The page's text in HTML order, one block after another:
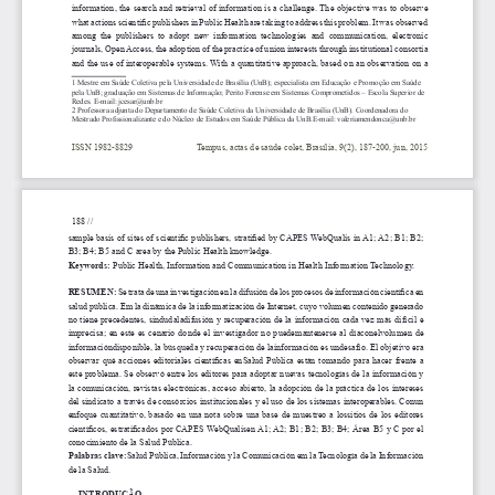
information, the search and retrieval of information is a challenge. The objective was to observe
what actions scientific publishers in Public Health are taking to address this problem. It was observed
among  the  publishers  to  adopt  new  information  technologies  and  communication,  electronic
journals, Open Access, the adoption of the practice of union interests through institutional consortia
and the use of interoperable systems. With a quantitative approach, based on an observation on a
1 Mestre em Saúde Coletiva pela Universidade de Brasília (UnB); especialista em Educação e Promoção em Saúde
pela UnB; graduação em Sistemas de Informação; Perito Forense em Sistemas Comprometidos – Escola Superior de
Redes. E-mail: jcesar@unb.br
2 Professora adjunta do Departamento de Saúde Coletiva da Universidade de Brasília (UnB). Coordenadora do
Mestrado Profissionalizante e do Núcleo de Estudos em Saúde Pública da UnB.E-mail: valeriamendonca@unb.br
ISSN 1982-8829 Tempus, actas de saúde colet, Brasília, 9(2), 187-200, jun, 2015
  188 //
sample basis of sites of scientific publishers, stratified by CAPES WebQualis in A1; A2; B1; B2;
B3; B4; B5 and C area by the Public Health knowledge.
Keywords: Public Health, Information and Communication in Health Information Technology.
RESUMEN: Se trata de una investigación en la difusión de los procesos de información científica en
salud pública. Em la dinámica de la informatización de Internet, cuyo volumen contenido generado
no  tiene  precedentes,  sindudaladifusión  y  recuperación  de  la  información  cada  vez  más  difícil  e
imprecisa;  en  este  es  cenario  donde  el  investigador  no  puedemantenerse  al  díaconelvolumen  de
informacióndisponible, la búsqueda y recuperación de lainformación es undesafío. El objetivo era
observar qué acciones editoriales científicas enSalud Pública están tomando para hacer frente a
este problema. Se observó entre los editores para adoptar nuevas tecnologías de la información y
la comunicación, revistas electrónicas, acceso abierto, la adopción de la práctica de los intereses
del sindicato a través de consórcios institucionales y el uso de los sistemas interoperables. Conun
enfoque  cuantitativo,  basado  en  una  nota  sobre  una  base  de  muestreo  a  lossitios  de  los  editores
científicos, estratificados por CAPES WebQualisen A1; A2; B1; B2; B3; B4; Área B5 y C por el
conocimiento de la Salud Pública.
Palabras clave:Salud Pública, Información y la Comunicación em la Tecnología de la Información
de la Salud.
INTRODUÇÃO